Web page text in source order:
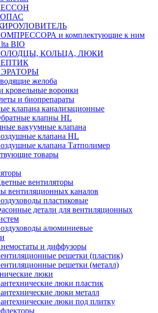
и комплектующие к ним
BIO
КОЛЬЦА, ЛЮКИ
желоба
кровельные воронки
и биопрепараты
клапана канализационные
клапны HL
вакуумные клапана
клапана HL
клапана Татполимер
товары
вентиляторы
вентиляционных каналов
пластиковые
детали для вентиляционных
алюминиевые
и диффузоры
решетки (пластик)
решетки (металл)
люки
люки пластик
люки металл
люки под плитку